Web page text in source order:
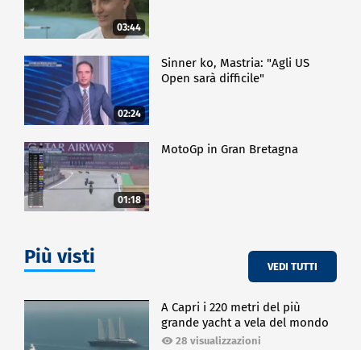
03:44
02:24
Sinner ko, Mastria: "Agli US
Open sarà difficile"
01:18
MotoGp in Gran Bretagna
Più visti VEDI TUTTI
A Capri i 220 metri del più
grande yacht a vela del mondo
28 visualizzazioni